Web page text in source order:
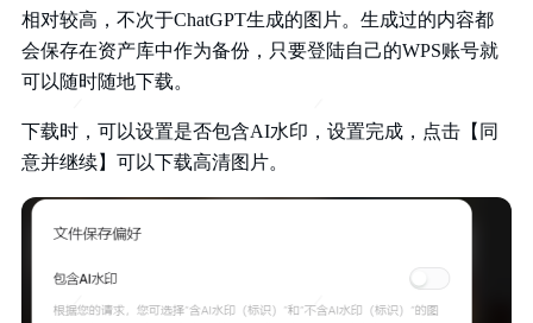
相对较高，不次于ChatGPT生成的图片。生成过的内容都
会保存在资产库中作为备份，只要登陆自己的WPS账号就
可以随时随地下载。
下载时，可以设置是否包含AI水印，设置完成，点击【同
意并继续】可以下载高清图片。